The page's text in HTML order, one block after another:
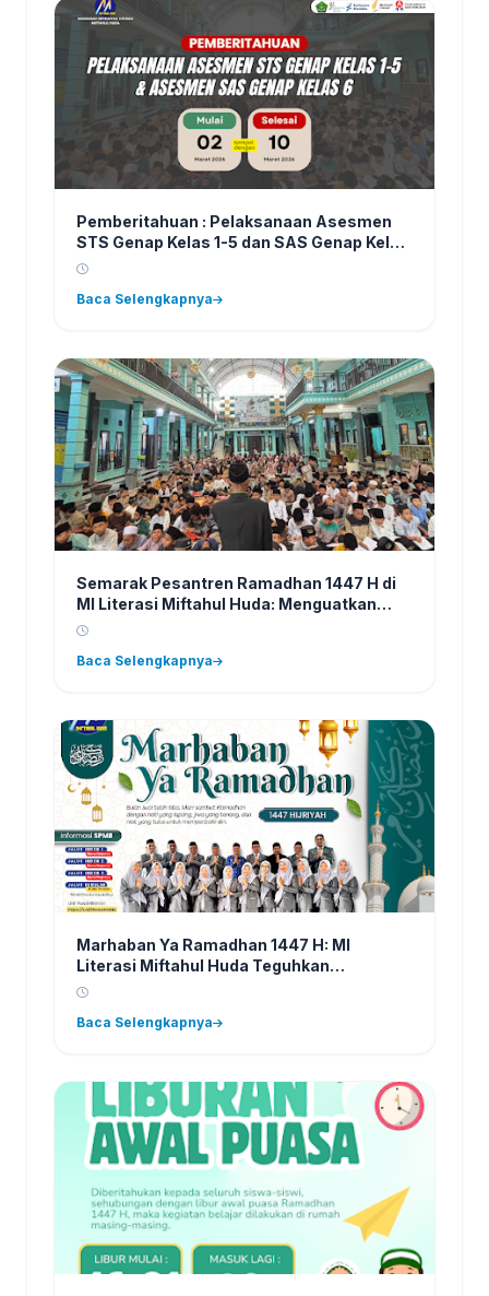
Pemberitahuan : Pelaksanaan Asesmen
STS Genap Kelas 1-5 dan SAS Genap Kelas
6 Tahun Ajaran 2025/2026
Baca Selengkapnya
Semarak Pesantren Ramadhan 1447 H di
MI Literasi Miftahul Huda: Menguatkan
Iman, Meneguhkan Akhlak
Baca Selengkapnya
Marhaban Ya Ramadhan 1447 H: MI
Literasi Miftahul Huda Teguhkan
Semangat Perbaikan Diri dan Generasi
Baca Selengkapnya